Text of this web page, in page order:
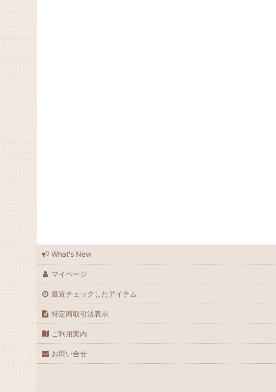
What's New
マイページ
最近チェックしたアイテム
特定商取引法表示
ご利用案内
お問い合せ